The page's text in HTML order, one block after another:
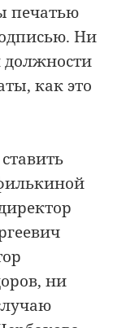
печатью
Ни
как это
ни